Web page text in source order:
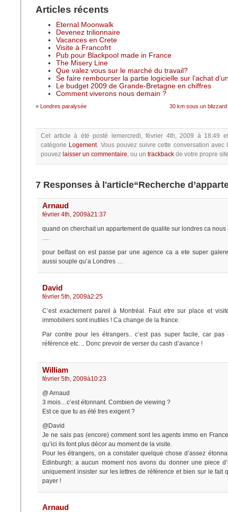
Articles récents
Eternal Moonwalk
Devenez trilionnaire
Vacances en Crete
Visite à Francofrt
Pub pour Blackpool made in France
The Misery Line
Que valez vous sur le marché du travail?
Se faire rembourser la partie logicielle sur l’achat
Le budget 2009 de Grande-Bretagne en chiffres
Comment viverons nous demain ?
« Londres paralysée 30 km sous un
Cet article à été posté lemercredi, février 4th, 2009 à 18:49
catégorie Logement. Vous pouvez suivre cette conversation avec
pouvez laisser un commentaire, ou un trackback de votre propre
7 Responses à l'article“Recherche
Arnaud
février 4th, 2009à21:37
quand on cherchait un appartement de qualite sur londres ca nous
….
pour belfast on est passe par une agence ca a ete super
aussi souple qu’a Londres …
David
février 5th, 2009à2:25
C’est exactement pareil à Montréal. Faut etre sur place et
immobiliers sont inutiles ! Ca change de la france.
Par contre pour les étrangers.. c’est pas super facile, car pas
référence etc… Donc prevoir de verser du cash d’avance !
William
février 5th, 2009à10:23
@ Arnaud
3 mois…c’est étonnant. Combien de viewing ?
Est ce que tu as été tres exigent ?
@David
Je ne sais pas (encore) comment sont les agents immo en
qu’ici ils font plus décor au moment de la visite.
Pour les étrangers, on a constater quelque chose d’assez
Edinburgh: a aucun moment nos avons du donner une piece
uniquement insister sur les lettres de référence et bien sur le fait
payer !
Arnaud